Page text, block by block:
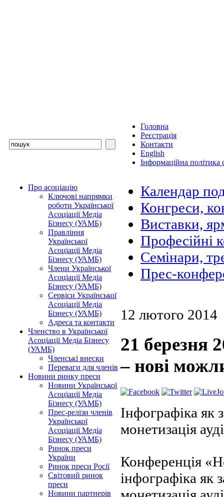
Головна
Реєстрація
Контакти
English
Інформаційна політика
Про асоціацію
Ключові напрямки
роботи Української
Асоціації Медіа
Бізнесу (УАМБ)
Правління
Української
Асоціації Медіа
Бізнесу (УАМБ)
Члени Української
Асоціації Медіа
Бізнесу (УАМБ)
Сервіси Української
Асоціації Медіа
Бізнесу (УАМБ)
Адреса та контакти
Членство в Української
Асоціації Медіа Бізнесу
(УАМБ)
Членські внески
Переваги для членів
Новини ринку преси
Новини Української
Асоціації Медіа
Бізнесу (УАМБ)
Прес-релізи членів
Української
Асоціації Медіа
Бізнесу (УАМБ)
Ринок преси
України
Ринок преси Росії
Світовий ринок
преси
Новини партнерів
Календар
Конгреси,
Виставки,
Професійні
Семінари,
Прес-
12 лютого 2014
21 березня
– нові
Інфографіка як
монетизація
Конференція
інфографіка як